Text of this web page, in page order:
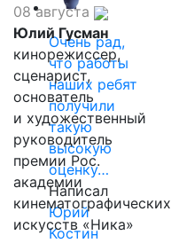
Очень рад,
что работы
наших ребят
получили
такую
высокую
оценку…
Написал
Юрий
Костин
08 августа
Юлий Гусман
кинорежиссер,
сценарист,
основатель
и художественный
руководитель
премии Рос.
академии
кинематографических
искусств «Ника»